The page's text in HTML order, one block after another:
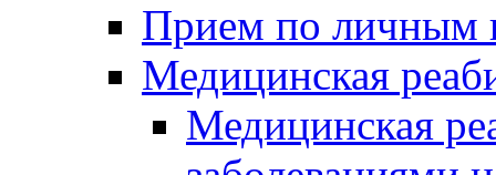
Прием по личным
Медицинская
Медицинская